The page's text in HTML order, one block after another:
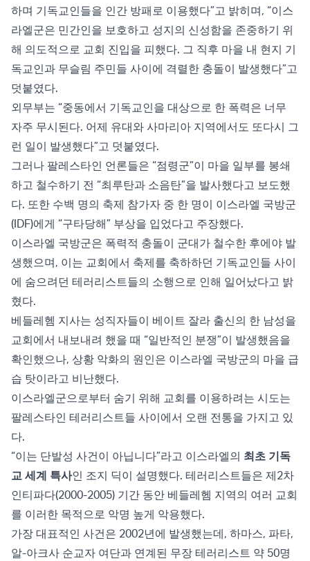
하며 기독교인들을 인간 방패로 이용했다”고 밝히며, “이스
라엘군은 민간인을 보호하고 성지의 신성함을 존중하기 위
해 의도적으로 교회 진입을 피했다. 그 직후 마을 내 현지 기
독교인과 무슬림 주민들 사이에 격렬한 충돌이 발생했다”고
덧붙였다.
외무부는 “중동에서 기독교인을 대상으로 한 폭력은 너무
자주 무시된다. 어제 유대와 사마리아 지역에서도 또다시 그
런 일이 발생했다”고 덧붙였다.
그러나 팔레스타인 언론들은 “점령군”이 마을 일부를 봉쇄
하고 철수하기 전 “최루탄과 소음탄”을 발사했다고 보도했
다. 또한 수백 명의 축제 참가자 중 한 명이 이스라엘 국방군
(IDF)에게 “구타당해” 부상을 입었다고 주장했다.
이스라엘 국방군은 폭력적 충돌이 군대가 철수한 후에야 발
생했으며, 이는 교회에서 축제를 축하하던 기독교인들 사이
에 숨으려던 테러리스트들의 소행으로 인해 일어났다고 밝
혔다.
베들레헴 지사는 성직자들이 베이트 잘라 출신의 한 남성을
교회에서 내보내려 했을 때 “일반적인 분쟁”이 발생했음을
확인했으나, 상황 악화의 원인은 이스라엘 국방군의 마을 급
습 탓이라고 비난했다.
이스라엘군으로부터 숨기 위해 교회를 이용하려는 시도는
팔레스타인 테러리스트들 사이에서 오랜 전통을 가지고 있
다.
“이는 단발성 사건이 아닙니다”라고 이스라엘의 최초 기독
교 세계 특사인 조지 딕이 설명했다. 테러리스트들은 제2차
인티파다(2000-2005) 기간 동안 베들레헴 지역의 여러 교회
를 이러한 목적으로 악명 높게 악용했다.
가장 대표적인 사건은 2002년에 발생했는데, 하마스, 파타,
알-아크사 순교자 여단과 연계된 무장 테러리스트 약 50명